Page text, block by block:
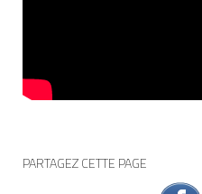
PARTAGEZ CETTE PAGE